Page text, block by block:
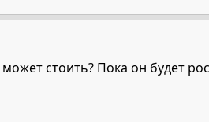
стоить? Пока он будет